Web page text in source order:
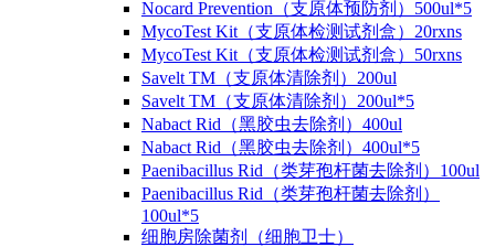
Nocard Prevention（支原体预防剂）500ul*5
MycoTest Kit（支原体检测试剂盒）20rxns
MycoTest Kit（支原体检测试剂盒）50rxns
Savelt TM（支原体清除剂）200ul
Savelt TM（支原体清除剂）200ul*5
Nabact Rid（黑胶虫去除剂）400ul
Nabact Rid（黑胶虫去除剂）400ul*5
Paenibacillus Rid（类芽孢杆菌去除剂）100ul
Paenibacillus Rid（类芽孢杆菌去除剂）
100ul*5
细胞房除菌剂（细胞卫士）